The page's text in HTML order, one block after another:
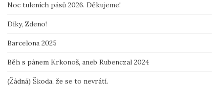
Noc tuleních pásů 2026. Děkujeme!
Díky, Zdeno!
Barcelona 2025
Běh s pánem Krkonoš, aneb Rubenczal 2024
(Žádná) Škoda, že se to nevrátí.